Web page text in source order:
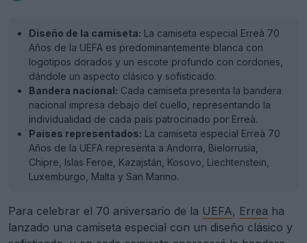
Diseño de la camiseta: La camiseta especial Erreà 70
Años de la UEFA es predominantemente blanca con
logotipos dorados y un escote profundo con cordones,
dándole un aspecto clásico y sofisticado.
Bandera nacional: Cada camiseta presenta la bandera
nacional impresa debajo del cuello, representando la
individualidad de cada país patrocinado por Erreà.
Países representados: La camiseta especial Erreà 70
Años de la UEFA representa a Andorra, Bielorrusia,
Chipre, Islas Feroe, Kazajstán, Kosovo, Liechtenstein,
Luxemburgo, Malta y San Marino.
Para celebrar el 70 aniversario de la UEFA, Errea ha
lanzado una camiseta especial con un diseño clásico y